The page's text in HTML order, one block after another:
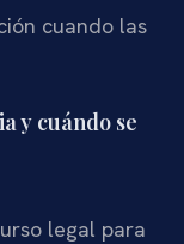
cuando las
y cuándo se
legal para